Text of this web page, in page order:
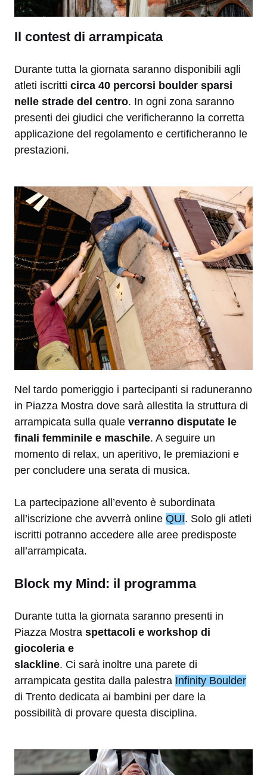
Il contest di arrampicata
Durante tutta la giornata saranno disponibili agli
atleti iscritti circa 40 percorsi boulder sparsi
nelle strade del centro. In ogni zona saranno
presenti dei giudici che verificheranno la corretta
applicazione del regolamento e certificheranno le
prestazioni.
Nel tardo pomeriggio i partecipanti si raduneranno
in Piazza Mostra dove sarà allestita la struttura di
arrampicata sulla quale verranno disputate le
finali femminile e maschile. A seguire un
momento di relax, un aperitivo, le premiazioni e
per concludere una serata di musica.
La partecipazione all’evento è subordinata
all’iscrizione che avverrà online QUI. Solo gli atleti
iscritti potranno accedere alle aree predisposte
all’arrampicata.
Block my Mind: il programma
Durante tutta la giornata saranno presenti in
Piazza Mostra spettacoli e workshop di
giocoleria e
slackline. Ci sarà inoltre una parete di
arrampicata gestita dalla palestra Infinity Boulder
di Trento dedicata ai bambini per dare la
possibilità di provare questa disciplina.